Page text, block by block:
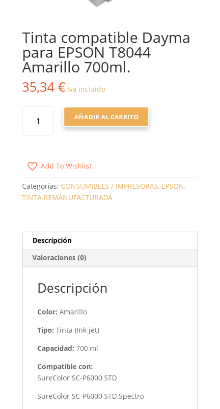
Tinta compatible Dayma
para EPSON T8044
Amarillo 700ml.
35,34€ Iva incluido
COMPATIBLE
T8044
AMARILLO
700ML.
CANTIDAD
AÑADIR AL CARRITO
Add To Wishlist
Categorías: CONSUMIBLES / IMPRESORAS, EPSON,
TINTA REMANUFACTURADA
Descripción
Valoraciones (0)
Descripción
Color: Amarillo
Tipo: Tinta (Ink-jet)
Capacidad: 700 ml
Compatible con:
SureColor SC-P6000 STD
SureColor SC-P6000 STD Spectro